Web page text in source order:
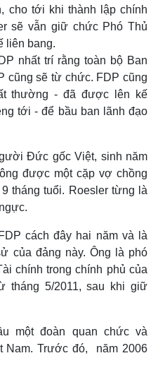
Multimedia
E-Magazine
Infographic
cho tới khi thành lập chính
sẽ vẫn giữ chức Phó Thủ
liên bang.
nhất trí rằng toàn bộ Ban
cũng sẽ từ chức. FDP cũng
thường - đã được lên kế
tới - để bầu ban lãnh đạo
Đức gốc Việt, sinh năm
được một cặp vợ chồng
tháng tuổi. Roesler từng là
cách đây hai năm và là
của đảng này. Ông là phó
chính trong chính phủ của
tháng 5/2011, sau khi giữ
một đoàn quan chức và
Nam. Trước đó, năm 2006